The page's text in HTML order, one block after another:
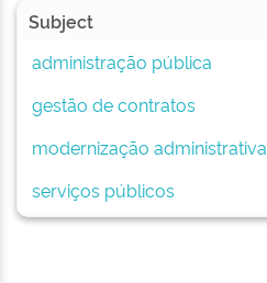
Subject
administração pública
gestão de contratos
modernização administrativa
serviços públicos